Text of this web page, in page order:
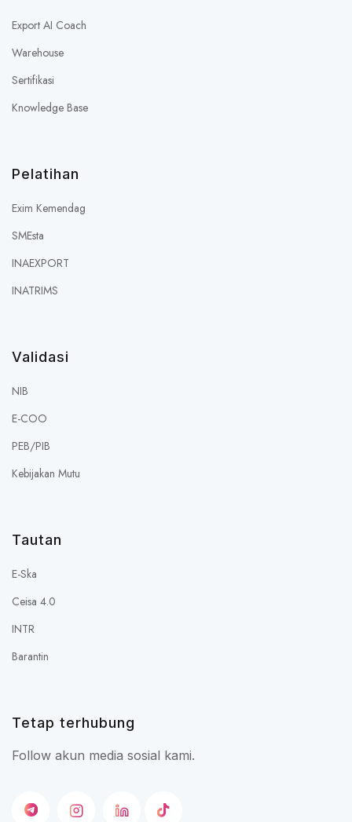
Export AI Coach
Warehouse
Sertifikasi
Knowledge Base
Pelatihan
Exim Kemendag
SMEsta
INAEXPORT
INATRIMS
Validasi
NIB
E-COO
PEB/PIB
Kebijakan Mutu
Tautan
E-Ska
Ceisa 4.0
INTR
Barantin
Tetap terhubung
Follow akun media sosial kami.